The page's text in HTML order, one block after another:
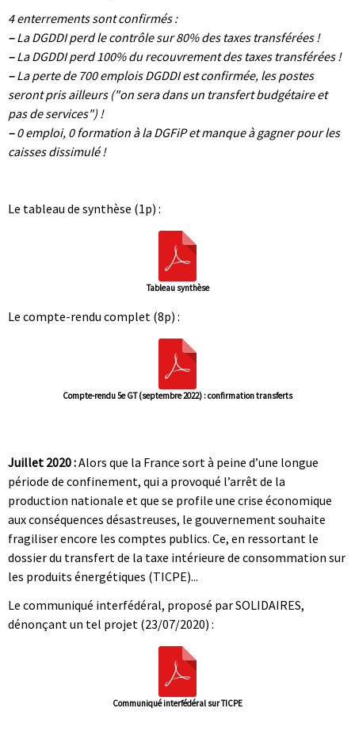
4 enterrements sont confirmés :
–La DGDDI perd le contrôle sur 80% des taxes transférées !
–La DGDDI perd 100% du recouvrement des taxes transférées !
–La perte de 700 emplois DGDDI est confirmée, les postes
seront pris ailleurs ("on sera dans un transfert budgétaire et
pas de services") !
–0 emploi, 0 formation à la DGFiP et manque à gagner pour les
caisses dissimulé !
Le tableau de synthèse (1p) :
Tableau synthèse
Le compte-rendu complet (8p) :
Compte-rendu 5e GT (septembre 2022) : confirmation transferts
Juillet 2020 :Alors que la France sort à peine d’une longue
période de confinement, qui a provoqué l’arrêt de la
production nationale et que se profile une crise économique
aux conséquences désastreuses, le gouvernement souhaite
fragiliser encore les comptes publics. Ce, en ressortant le
dossier du transfert de la taxe intérieure de consommation sur
les produits énergétiques (TICPE)...
Le communiqué interfédéral, proposé par SOLIDAIRES,
dénonçant un tel projet (23/07/2020) :
Communiqué interfédéral sur TICPE